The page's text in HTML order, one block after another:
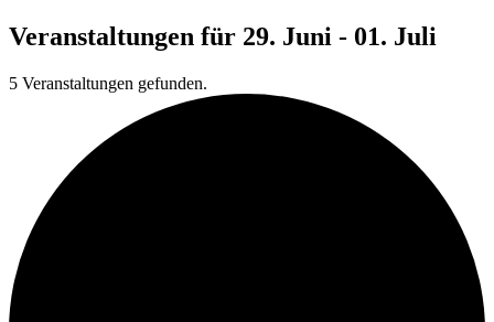
Veranstaltungen für 29. Juni - 01. Juli
5 Veranstaltungen gefunden.